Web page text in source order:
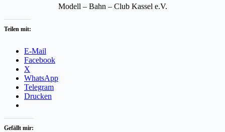
Modell – Bahn – Club Kassel e.V.
Teilen mit:
E-Mail
Facebook
X
WhatsApp
Telegram
Drucken
Gefällt mir: